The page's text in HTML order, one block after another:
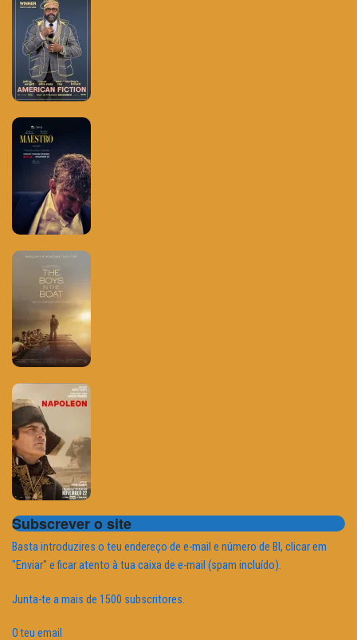
Subscrever o site
Basta introduzires o teu endereço de e-mail e número de BI, clicar em
"Enviar" e ficar atento à tua caixa de e-mail (spam incluído).
Junta-te a mais de 1500 subscritores.
O teu email